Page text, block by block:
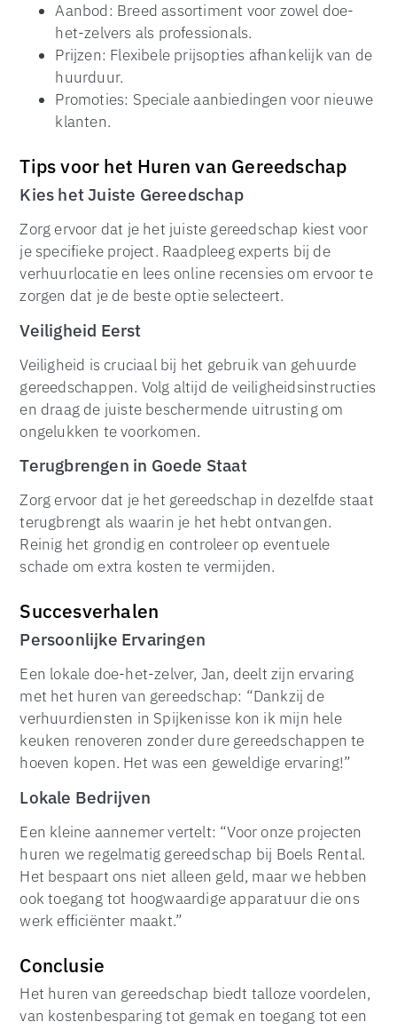
Aanbod: Breed assortiment voor zowel doe-
het-zelvers als professionals.
Prijzen: Flexibele prijsopties afhankelijk van de
huurduur.
Promoties: Speciale aanbiedingen voor nieuwe
klanten.
Tips voor het Huren van Gereedschap
Kies het Juiste Gereedschap
Zorg ervoor dat je het juiste gereedschap kiest voor
je specifieke project. Raadpleeg experts bij de
verhuurlocatie en lees online recensies om ervoor te
zorgen dat je de beste optie selecteert.
Veiligheid Eerst
Veiligheid is cruciaal bij het gebruik van gehuurde
gereedschappen. Volg altijd de veiligheidsinstructies
en draag de juiste beschermende uitrusting om
ongelukken te voorkomen.
Terugbrengen in Goede Staat
Zorg ervoor dat je het gereedschap in dezelfde staat
terugbrengt als waarin je het hebt ontvangen.
Reinig het grondig en controleer op eventuele
schade om extra kosten te vermijden.
Succesverhalen
Persoonlijke Ervaringen
Een lokale doe-het-zelver, Jan, deelt zijn ervaring
met het huren van gereedschap: “Dankzij de
verhuurdiensten in Spijkenisse kon ik mijn hele
keuken renoveren zonder dure gereedschappen te
hoeven kopen. Het was een geweldige ervaring!”
Lokale Bedrijven
Een kleine aannemer vertelt: “Voor onze projecten
huren we regelmatig gereedschap bij Boels Rental.
Het bespaart ons niet alleen geld, maar we hebben
ook toegang tot hoogwaardige apparatuur die ons
werk efficiënter maakt.”
Conclusie
Het huren van gereedschap biedt talloze voordelen,
van kostenbesparing tot gemak en toegang tot een